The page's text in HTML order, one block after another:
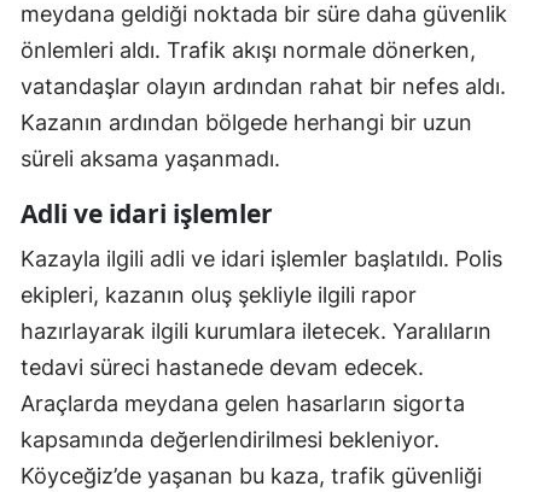
meydana geldiği noktada bir süre daha güvenlik
önlemleri aldı. Trafik akışı normale dönerken,
vatandaşlar olayın ardından rahat bir nefes aldı.
Kazanın ardından bölgede herhangi bir uzun
süreli aksama yaşanmadı.
Adli ve idari işlemler
Kazayla ilgili adli ve idari işlemler başlatıldı. Polis
ekipleri, kazanın oluş şekliyle ilgili rapor
hazırlayarak ilgili kurumlara iletecek. Yaralıların
tedavi süreci hastanede devam edecek.
Araçlarda meydana gelen hasarların sigorta
kapsamında değerlendirilmesi bekleniyor.
Köyceğiz’de yaşanan bu kaza, trafik güvenliği